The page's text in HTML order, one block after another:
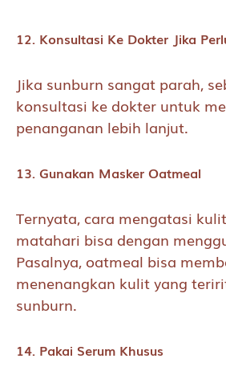
12. Konsultasi Ke Dokter Jika
Jika sunburn sangat parah,
konsultasi ke dokter untuk
penanganan lebih lanjut.
13. Gunakan Masker Oatmeal
Ternyata, cara mengatasi
matahari bisa dengan
Pasalnya, oatmeal bisa
menenangkan kulit yang
sunburn.
14. Pakai Serum Khusus